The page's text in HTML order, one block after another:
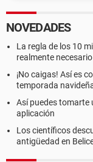
NOVEDADES
La regla de los 10
realmente
¡No caigas! Así es
temporada
Así puedes tomarte
aplicación
Los científicos
antigüedad en